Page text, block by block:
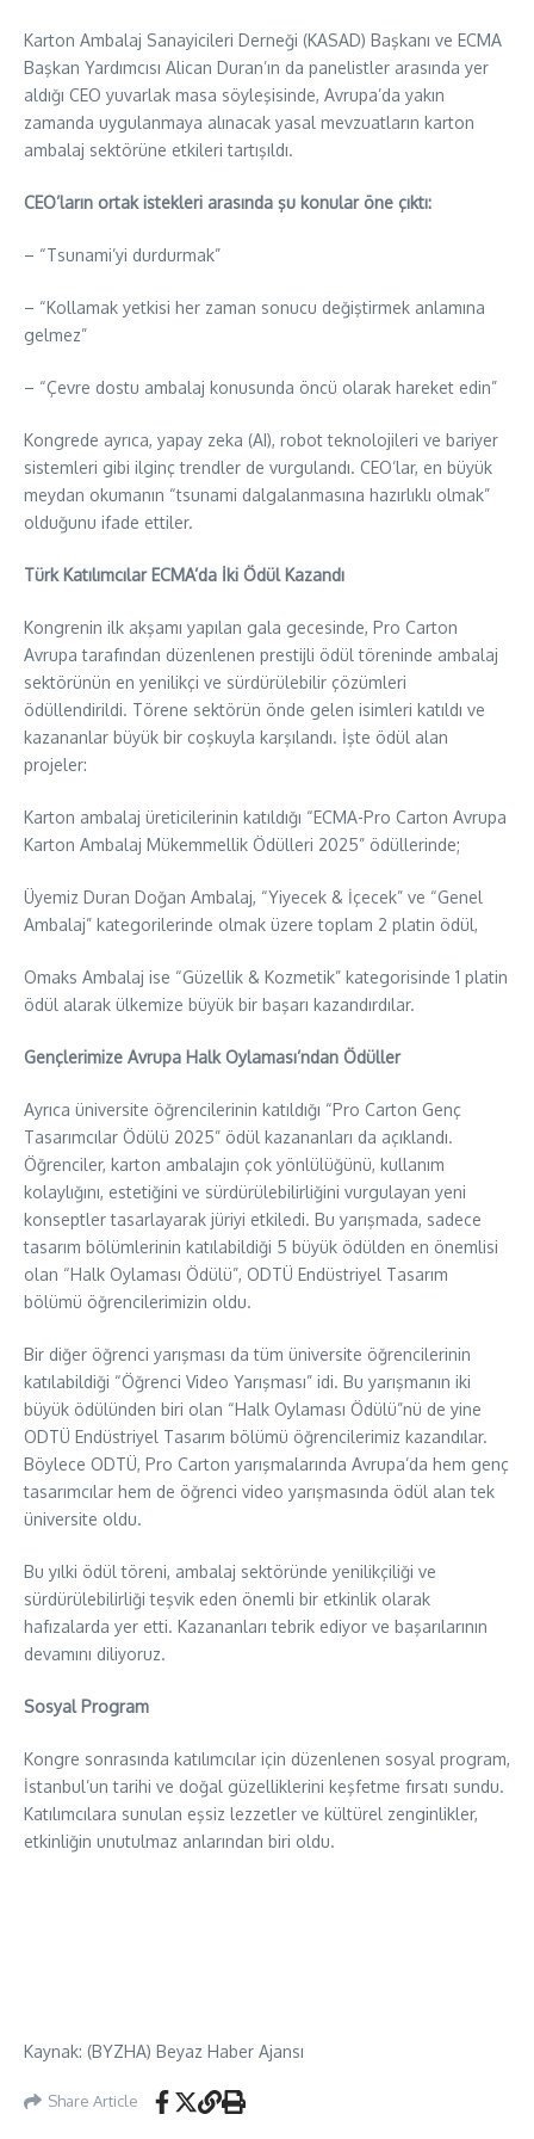
Karton Ambalaj Sanayicileri Derneği (KASAD) Başkanı ve ECMA
Başkan Yardımcısı Alican Duran’ın da panelistler arasında yer
aldığı CEO yuvarlak masa söyleşisinde, Avrupa’da yakın
zamanda uygulanmaya alınacak yasal mevzuatların karton
ambalaj sektörüne etkileri tartışıldı.
CEO’ların ortak istekleri arasında şu konular öne çıktı:
– “Tsunami’yi durdurmak”
– “Kollamak yetkisi her zaman sonucu değiştirmek anlamına
gelmez”
– “Çevre dostu ambalaj konusunda öncü olarak hareket edin”
Kongrede ayrıca, yapay zeka (AI), robot teknolojileri ve bariyer
sistemleri gibi ilginç trendler de vurgulandı. CEO’lar, en büyük
meydan okumanın “tsunami dalgalanmasına hazırlıklı olmak”
olduğunu ifade ettiler.
Türk Katılımcılar ECMA’da İki Ödül Kazandı
Kongrenin ilk akşamı yapılan gala gecesinde, Pro Carton
Avrupa tarafından düzenlenen prestijli ödül töreninde ambalaj
sektörünün en yenilikçi ve sürdürülebilir çözümleri
ödüllendirildi. Törene sektörün önde gelen isimleri katıldı ve
kazananlar büyük bir coşkuyla karşılandı. İşte ödül alan
projeler:
Karton ambalaj üreticilerinin katıldığı “ECMA-Pro Carton Avrupa
Karton Ambalaj Mükemmellik Ödülleri 2025” ödüllerinde;
Üyemiz Duran Doğan Ambalaj, “Yiyecek & İçecek” ve “Genel
Ambalaj” kategorilerinde olmak üzere toplam 2 platin ödül,
Omaks Ambalaj ise “Güzellik & Kozmetik” kategorisinde 1 platin
ödül alarak ülkemize büyük bir başarı kazandırdılar.
Gençlerimize Avrupa Halk Oylaması’ndan Ödüller
Ayrıca üniversite öğrencilerinin katıldığı “Pro Carton Genç
Tasarımcılar Ödülü 2025” ödül kazananları da açıklandı.
Öğrenciler, karton ambalajın çok yönlülüğünü, kullanım
kolaylığını, estetiğini ve sürdürülebilirliğini vurgulayan yeni
konseptler tasarlayarak jüriyi etkiledi. Bu yarışmada, sadece
tasarım bölümlerinin katılabildiği 5 büyük ödülden en önemlisi
olan “Halk Oylaması Ödülü”, ODTÜ Endüstriyel Tasarım
bölümü öğrencilerimizin oldu.
Bir diğer öğrenci yarışması da tüm üniversite öğrencilerinin
katılabildiği “Öğrenci Video Yarışması” idi. Bu yarışmanın iki
büyük ödülünden biri olan “Halk Oylaması Ödülü”nü de yine
ODTÜ Endüstriyel Tasarım bölümü öğrencilerimiz kazandılar.
Böylece ODTÜ, Pro Carton yarışmalarında Avrupa’da hem genç
tasarımcılar hem de öğrenci video yarışmasında ödül alan tek
üniversite oldu.
Bu yılki ödül töreni, ambalaj sektöründe yenilikçiliği ve
sürdürülebilirliği teşvik eden önemli bir etkinlik olarak
hafızalarda yer etti. Kazananları tebrik ediyor ve başarılarının
devamını diliyoruz.
Sosyal Program
Kongre sonrasında katılımcılar için düzenlenen sosyal program,
İstanbul’un tarihi ve doğal güzelliklerini keşfetme fırsatı sundu.
Katılımcılara sunulan eşsiz lezzetler ve kültürel zenginlikler,
etkinliğin unutulmaz anlarından biri oldu.
Kaynak: (BYZHA) Beyaz Haber Ajansı
Share Article